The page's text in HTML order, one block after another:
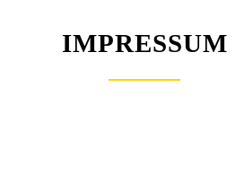
IMPRESSUM